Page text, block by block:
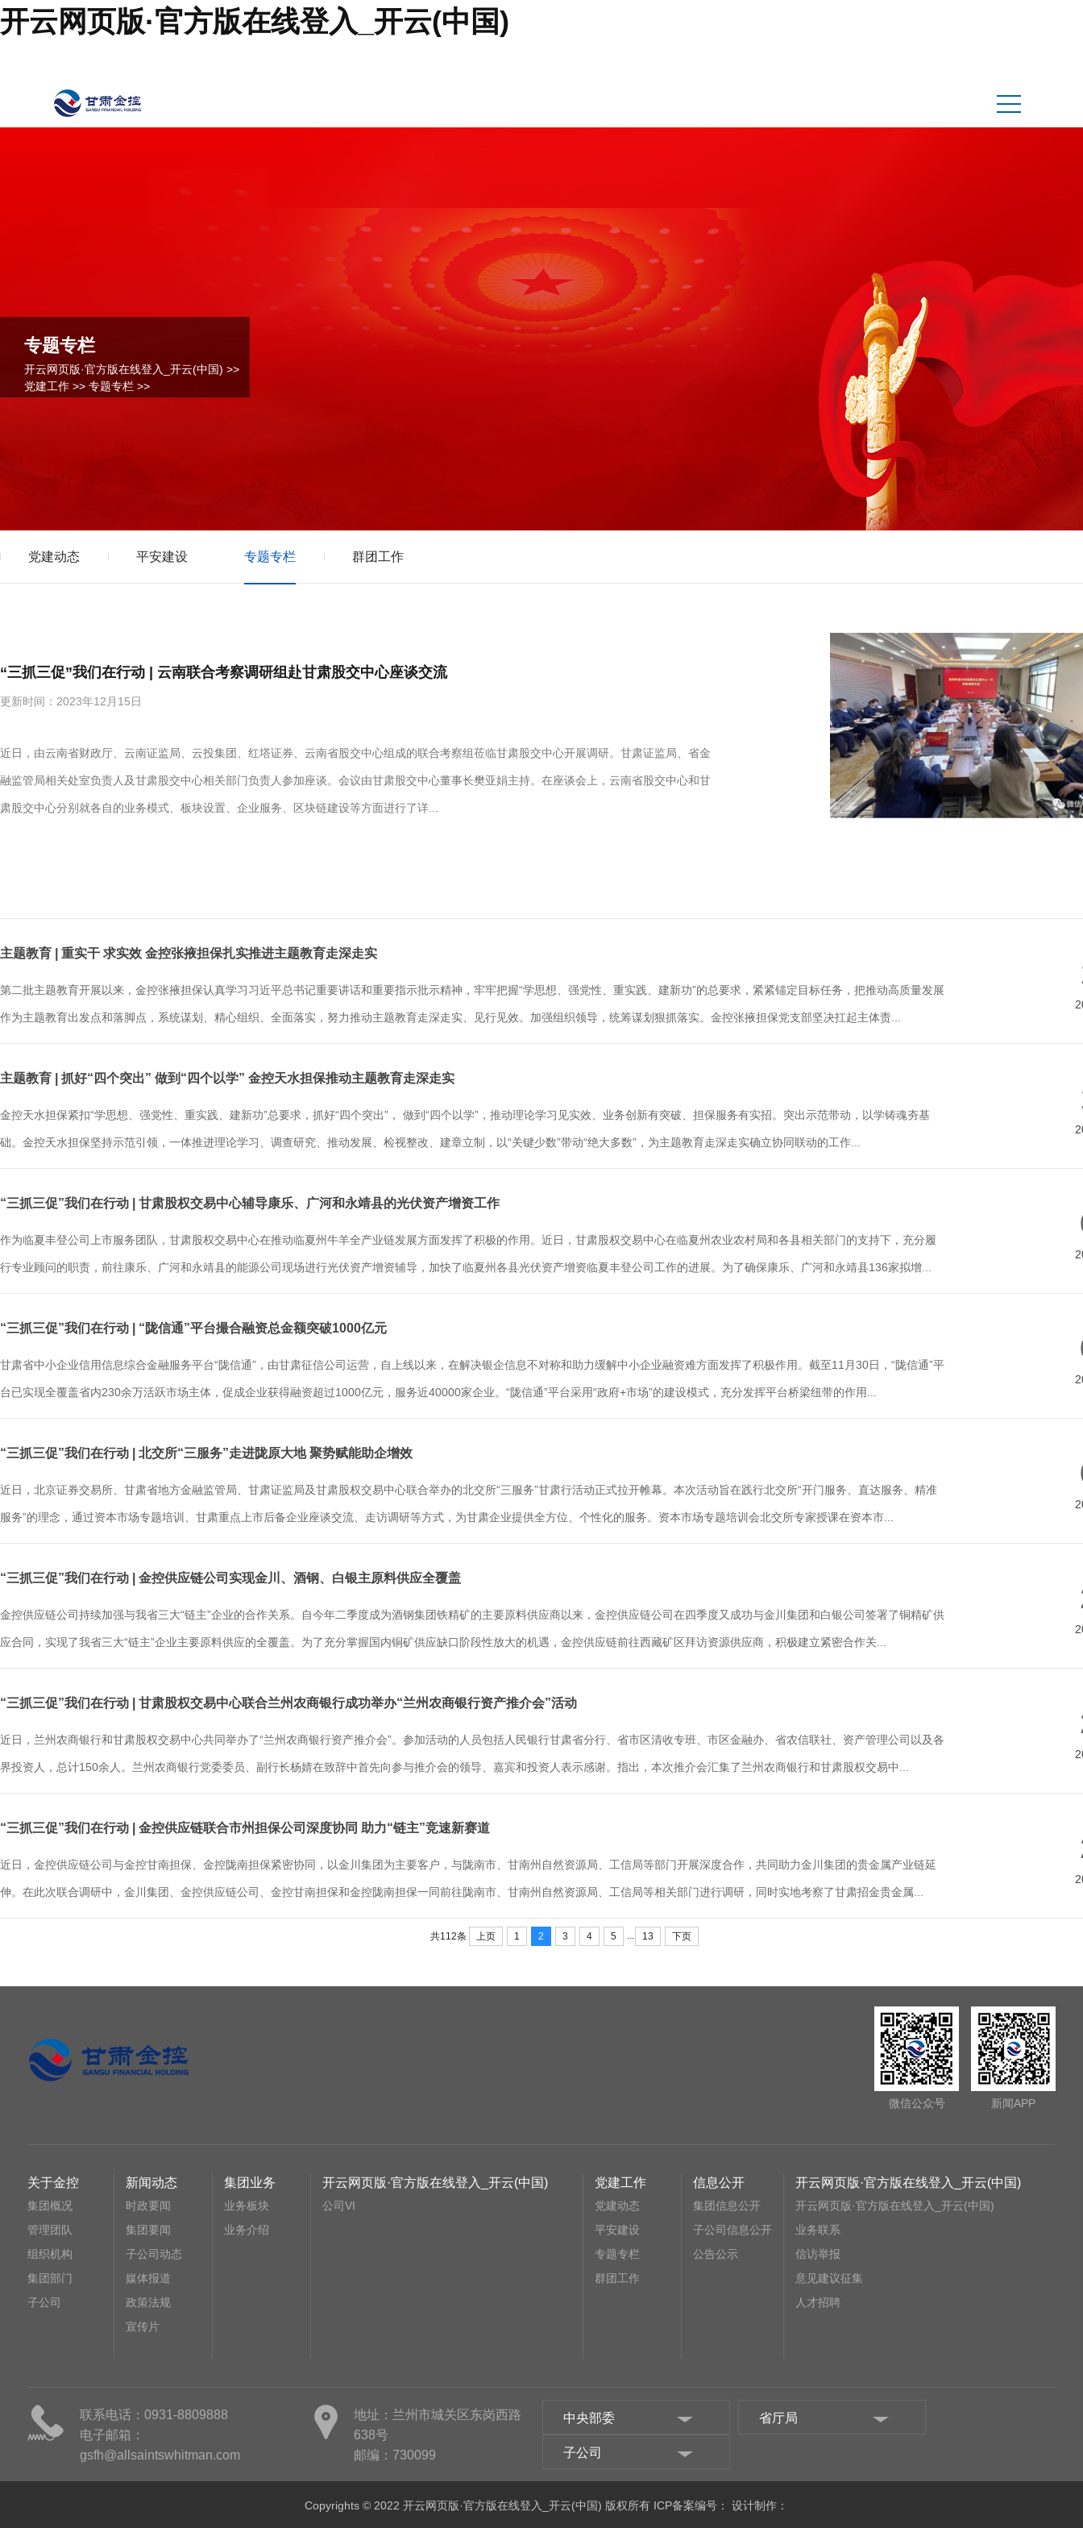
开云网页版·官方版在线登入_开云(中国)
专题专栏
开云网页版·官方版在线登入_开云(中国) >>
党建工作 >> 专题专栏 >>
党建动态 平安建设 专题专栏 群团工作
“三抓三促”我们在行动 | 云南联合考察调研组赴甘肃股交中心座谈交流
更新时间：2023年12月15日
近日，由云南省财政厅、云南证监局、云投集团、红塔证券、云南省股交中心组成的联合考察组莅临甘肃股交中心开展调研。甘肃证监局、省金
融监管局相关处室负责人及甘肃股交中心相关部门负责人参加座谈。会议由甘肃股交中心董事长樊亚娟主持。在座谈会上，云南省股交中心和甘
肃股交中心分别就各自的业务模式、板块设置、企业服务、区块链建设等方面进行了详...
主题教育 | 重实干 求实效 金控张掖担保扎实推进主题教育走深走实
第二批主题教育开展以来，金控张掖担保认真学习习近平总书记重要讲话和重要指示批示精神，牢牢把握“学思想、强党性、重实践、建新功”的总要求，紧紧锚定目标任务，把推动高质量发展
作为主题教育出发点和落脚点，系统谋划、精心组织、全面落实，努力推动主题教育走深走实、见行见效。加强组织领导，统筹谋划狠抓落实。金控张掖担保党支部坚决扛起主体责...
主题教育 | 抓好“四个突出” 做到“四个以学” 金控天水担保推动主题教育走深走实
金控天水担保紧扣“学思想、强党性、重实践、建新功”总要求，抓好“四个突出”， 做到“四个以学”，推动理论学习见实效、业务创新有突破、担保服务有实招。突出示范带动，以学铸魂夯基
础。金控天水担保坚持示范引领，一体推进理论学习、调查研究、推动发展、检视整改、建章立制，以“关键少数”带动“绝大多数”，为主题教育走深走实确立协同联动的工作...
“三抓三促”我们在行动 | 甘肃股权交易中心辅导康乐、广河和永靖县的光伏资产增资工作
作为临夏丰登公司上市服务团队，甘肃股权交易中心在推动临夏州牛羊全产业链发展方面发挥了积极的作用。近日，甘肃股权交易中心在临夏州农业农村局和各县相关部门的支持下，充分履
行专业顾问的职责，前往康乐、广河和永靖县的能源公司现场进行光伏资产增资辅导，加快了临夏州各县光伏资产增资临夏丰登公司工作的进展。为了确保康乐、广河和永靖县136家拟增...
“三抓三促”我们在行动 | “陇信通”平台撮合融资总金额突破1000亿元
甘肃省中小企业信用信息综合金融服务平台“陇信通”，由甘肃征信公司运营，自上线以来，在解决银企信息不对称和助力缓解中小企业融资难方面发挥了积极作用。截至11月30日，“陇信通”平
台已实现全覆盖省内230余万活跃市场主体，促成企业获得融资超过1000亿元，服务近40000家企业。“陇信通”平台采用“政府+市场”的建设模式，充分发挥平台桥梁纽带的作用...
“三抓三促”我们在行动 | 北交所“三服务”走进陇原大地 聚势赋能助企增效
近日，北京证券交易所、甘肃省地方金融监管局、甘肃证监局及甘肃股权交易中心联合举办的北交所“三服务”甘肃行活动正式拉开帷幕。本次活动旨在践行北交所“开门服务、直达服务、精准
服务”的理念，通过资本市场专题培训、甘肃重点上市后备企业座谈交流、走访调研等方式，为甘肃企业提供全方位、个性化的服务。资本市场专题培训会北交所专家授课在资本市...
“三抓三促”我们在行动 | 金控供应链公司实现金川、酒钢、白银主原料供应全覆盖
金控供应链公司持续加强与我省三大“链主”企业的合作关系。自今年二季度成为酒钢集团铁精矿的主要原料供应商以来，金控供应链公司在四季度又成功与金川集团和白银公司签署了铜精矿供
应合同，实现了我省三大“链主”企业主要原料供应的全覆盖。为了充分掌握国内铜矿供应缺口阶段性放大的机遇，金控供应链前往西藏矿区拜访资源供应商，积极建立紧密合作关...
“三抓三促”我们在行动 | 甘肃股权交易中心联合兰州农商银行成功举办“兰州农商银行资产推介会”活动
近日，兰州农商银行和甘肃股权交易中心共同举办了“兰州农商银行资产推介会”。参加活动的人员包括人民银行甘肃省分行、省市区清收专班、市区金融办、省农信联社、资产管理公司以及各
界投资人，总计150余人。兰州农商银行党委委员、副行长杨婧在致辞中首先向参与推介会的领导、嘉宾和投资人表示感谢。指出，本次推介会汇集了兰州农商银行和甘肃股权交易中...
“三抓三促”我们在行动 | 金控供应链联合市州担保公司深度协同 助力“链主”竞速新赛道
近日，金控供应链公司与金控甘南担保、金控陇南担保紧密协同，以金川集团为主要客户，与陇南市、甘南州自然资源局、工信局等部门开展深度合作，共同助力金川集团的贵金属产业链延
伸。在此次联合调研中，金川集团、金控供应链公司、金控甘南担保和金控陇南担保一同前往陇南市、甘南州自然资源局、工信局等相关部门进行调研，同时实地考察了甘肃招金贵金属...
共112条 上页 1 2 3 4 5 ... 13 下页
微信公众号 新闻APP
关于金控
集团概况
管理团队
组织机构
集团部门
子公司
新闻动态
时政要闻
集团要闻
子公司动态
媒体报道
政策法规
宣传片
集团业务
业务板块
业务介绍
开云网页版·官方版在线登入_开云(中国)
公司VI
党建工作
党建动态
平安建设
专题专栏
群团工作
信息公开
集团信息公开
子公司信息公开
公告公示
开云网页版·官方版在线登入_开云(中国)
开云网页版·官方版在线登入_开云(中国)
业务联系
信访举报
意见建议征集
人才招聘
联系电话：0931-8809888
电子邮箱：
gsfh@allsaintswhitman.com
地址：兰州市城关区东岗西路
638号
邮编：730099
中央部委 省厅局
子公司
Copyrights © 2022 开云网页版·官方版在线登入_开云(中国) 版权所有 ICP备案编号： 设计制作：